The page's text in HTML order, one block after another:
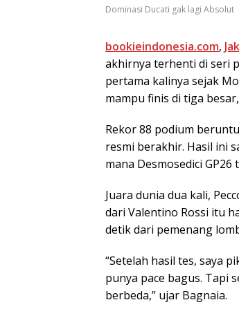
Dominasi Ducati gak lagi Absolut
bookieindonesia.com,
akhirnya terhenti di seri
pertama kalinya sejak
mampu finis di tiga
Rekor 88 podium
resmi berakhir. Hasil ini
mana Desmosedici
Juara dunia dua kali,
dari Valentino Rossi itu
detik dari pemenang
“Setelah hasil tes, saya
punya pace bagus. Tapi
berbeda,” ujar Bagnaia.